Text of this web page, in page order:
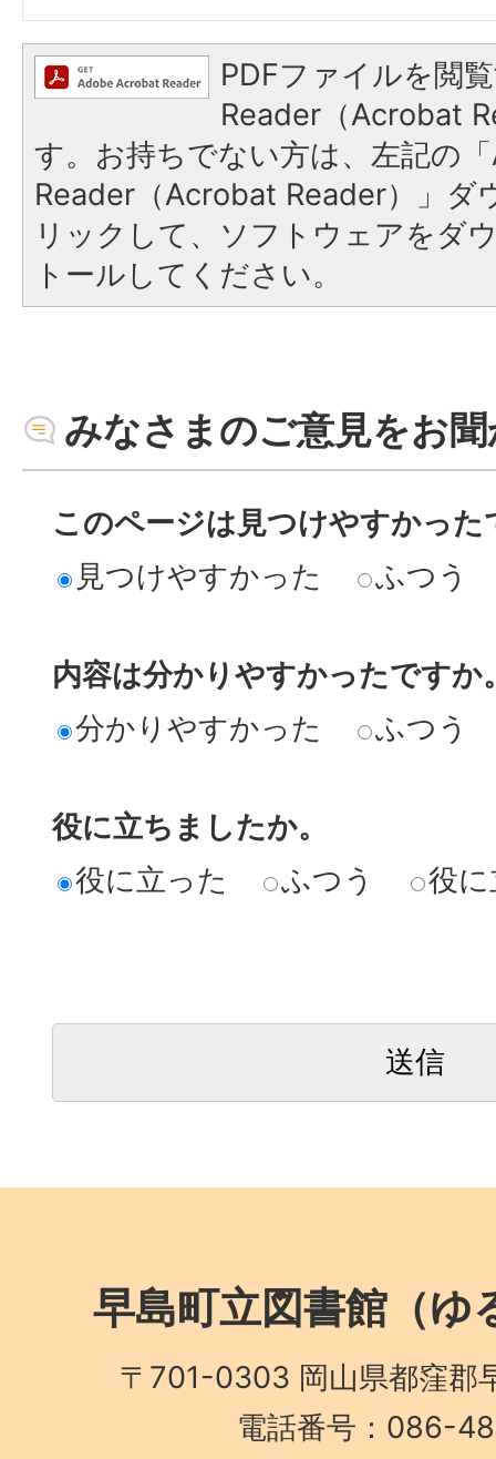
PDFファイルを閲
Reader（Acrobat
す。お持ちでない方は、左記の
Reader（Acrobat Reader）」ダ
リックして、ソフトウェアをダ
トールしてください。
みなさまのご意見をお
このページは見つけやすかった
見つけやすかった
ふつう
内容は分かりやすかったですか
分かりやすかった
ふつう
役に立ちましたか。
役に立った
ふつう 役
早島町立図書館（ゆ
〒701-0303 岡山県都窪郡
電話番号：086-